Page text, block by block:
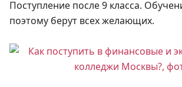
Поступление после 9 класса.
поэтому берут всех желающих.